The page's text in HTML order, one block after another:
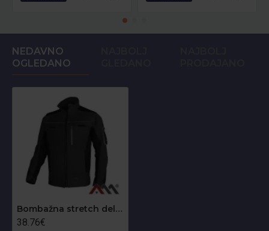
NEDAVNO
OGLEDANO
Bombažna stretch delovna jakna Classic 100 Stretch Slim
38.76€